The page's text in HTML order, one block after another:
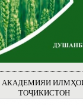
АКАДЕМИЯИ
ТОҶИКИСТОН